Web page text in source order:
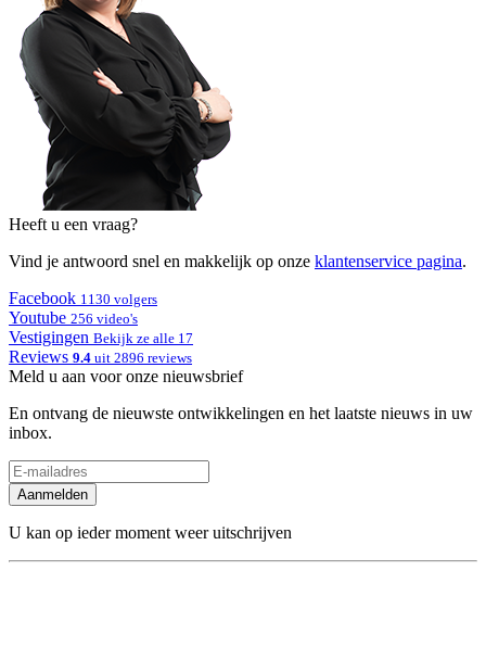
Heeft u een vraag?
Vind je antwoord snel en makkelijk op onze klantenservice pagina.
Facebook 1130 volgers
Youtube 256 video's
Vestigingen Bekijk ze alle 17
Reviews 9.4 uit 2896 reviews
Meld u aan voor onze nieuwsbrief
En ontvang de nieuwste ontwikkelingen en het laatste nieuws in uw
inbox.
Aanmelden
U kan op ieder moment weer uitschrijven